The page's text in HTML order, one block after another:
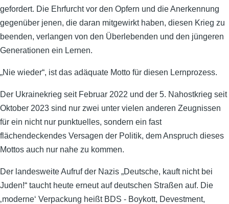
gefordert. Die Ehrfurcht vor den Opfern und die Anerkennung
gegenüber jenen, die daran mitgewirkt haben, diesen Krieg zu
beenden, verlangen von den Überlebenden und den jüngeren
Generationen ein Lernen.
„Nie wieder“, ist das adäquate Motto für diesen Lernprozess.
Der Ukrainekrieg seit Februar 2022 und der 5. Nahostkrieg seit
Oktober 2023 sind nur zwei unter vielen anderen Zeugnissen
für ein nicht nur punktuelles, sondern ein fast
flächendeckendes Versagen der Politik, dem Anspruch dieses
Mottos auch nur nahe zu kommen.
Der landesweite Aufruf der Nazis „Deutsche, kauft nicht bei
Juden!“ taucht heute erneut auf deutschen Straßen auf. Die
‚moderne‘ Verpackung heißt BDS - Boykott, Devestment,